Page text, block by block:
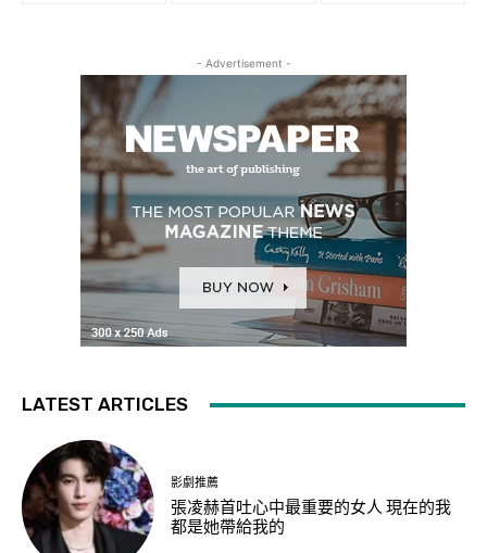
- Advertisement -
LATEST ARTICLES
影劇推薦
張凌赫首吐心中最重要的女人 現在的我
都是她帶給我的